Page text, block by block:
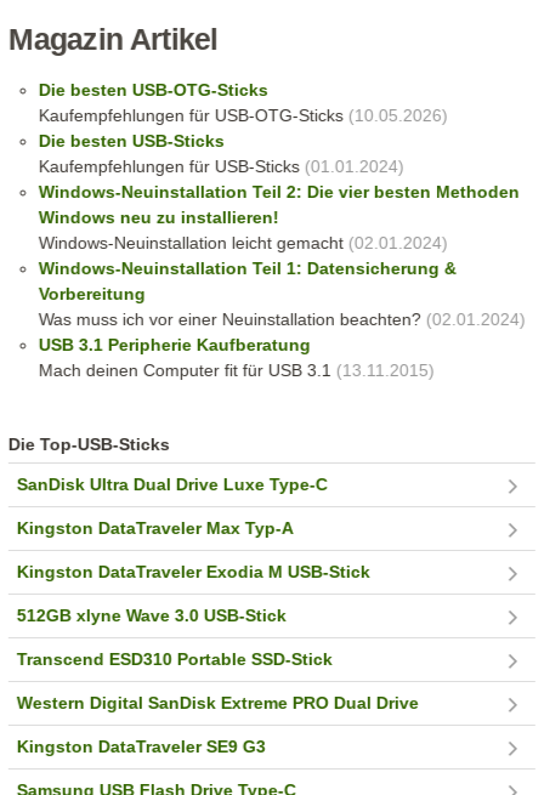
Magazin Artikel
Die besten USB-OTG-Sticks
Kaufempfehlungen für USB-OTG-Sticks(10.05.2026)
Die besten USB-Sticks
Kaufempfehlungen für USB-Sticks(01.01.2024)
Windows-Neuinstallation Teil 2: Die vier besten Methoden
Windows neu zu installieren!
Windows-Neuinstallation leicht gemacht(02.01.2024)
Windows-Neuinstallation Teil 1: Datensicherung &
Vorbereitung
Was muss ich vor einer Neuinstallation beachten?(02.01.2024)
USB 3.1 Peripherie Kaufberatung
Mach deinen Computer fit für USB 3.1 (13.11.2015)
Die Top-USB-Sticks
SanDisk Ultra Dual Drive Luxe Type-C
Kingston DataTraveler Max Typ-A
Kingston DataTraveler Exodia M USB-Stick
512GB xlyne Wave 3.0 USB-Stick
Transcend ESD310 Portable SSD-Stick
Western Digital SanDisk Extreme PRO Dual Drive
Kingston DataTraveler SE9 G3
Samsung USB Flash Drive Type-C